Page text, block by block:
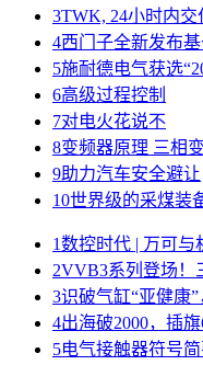
3TWK, 24小时内
4西门子全新发布基
5施耐德电气获选
6高级过程控制
7对电火花说不
8变频器原理 三相
9助力汽车安全避让
10世界级的采煤装
1数控时代 | 万可与
2VVB3系列登场！
3识破气缸“亚健康
4出海破2000，插
5电气接触器符号